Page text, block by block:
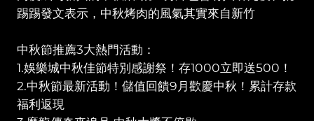
踢踢發文表示，中秋烤肉的風氣其實來自新竹
中秋節推薦3大熱門活動：
1.娛樂城中秋佳節特別感謝祭！存1000立即送500！
2.中秋節最新活動！儲值回饋9月歡慶中秋！累計存款
福利返現